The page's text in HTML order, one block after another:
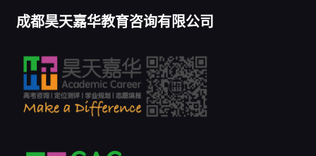
成都昊天嘉华教育咨询有限公司